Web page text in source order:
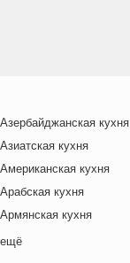
Азербайджанская кухня
Азиатская кухня
Американская кухня
Арабская кухня
Армянская кухня
Белорусская
ещё